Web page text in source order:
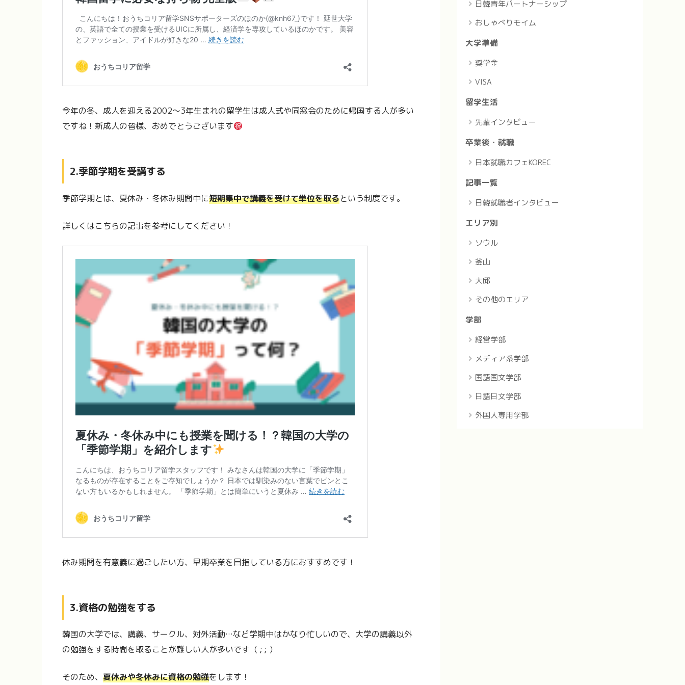
今年の冬、成人を迎える2002〜3年生まれの留学生は成人式や同窓会のために帰国する人が多い
ですね！新成人の皆様、おめでとうございます
2.季節学期を受講する
季節学期とは、夏休み・冬休み期間中に短期集中で講義を受けて単位を取るという制度です。
詳しくはこちらの記事を参考にしてください！
休み期間を有意義に過ごしたい方、早期卒業を目指している方におすすめです！
3.資格の勉強をする
韓国の大学では、講義、サークル、対外活動…など学期中はかなり忙しいので、大学の講義以外
の勉強をする時間を取ることが難しい人が多いです（ ; ; ）
そのため、 夏休みや冬休みに資格の勉強をします！
日韓青年パートナーシップ
おしゃべりモイム
大学準備
奨学金
VISA
留学生活
先輩インタビュー
卒業後・就職
日本就職カフェKOREC
記事一覧
日韓就職者インタビュー
エリア別
ソウル
釜山
大邱
その他のエリア
学部
経営学部
メディア系学部
国語国文学部
日語日文学部
外国人専用学部